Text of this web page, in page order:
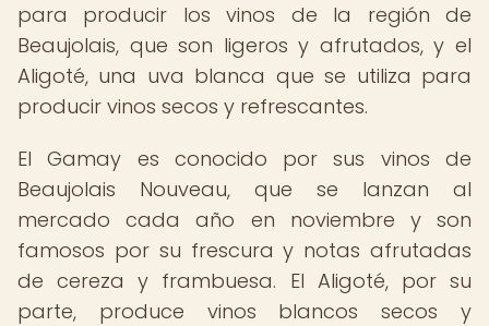
para producir los vinos de la región de
Beaujolais, que son ligeros y afrutados, y el
Aligoté, una uva blanca que se utiliza para
producir vinos secos y refrescantes.
El Gamay es conocido por sus vinos de
Beaujolais Nouveau, que se lanzan al
mercado cada año en noviembre y son
famosos por su frescura y notas afrutadas
de cereza y frambuesa. El Aligoté, por su
parte, produce vinos blancos secos y